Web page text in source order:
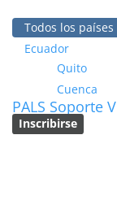
Todos los países
Ecuador
Quito
Cuenca
PALS Soporte
Inscribirse